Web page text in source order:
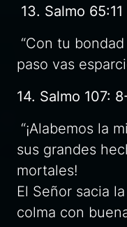
13. Salmo 65:11
“Con tu
paso vas
14. Salmo 107:
“¡Alabemos la
sus grandes
mortales!
El Señor sacia
colma con